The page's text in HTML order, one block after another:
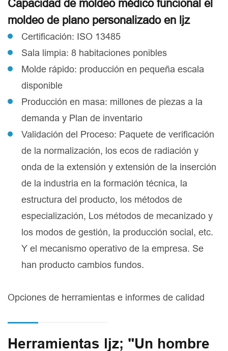
Capacidad de moldeo médico funcional el
moldeo de plano personalizado en ljz
Certificación: ISO 13485
Sala limpia: 8 habitaciones ponibles
Molde rápido: producción en pequeña escala
disponible
Producción en masa: millones de piezas a la
demanda y Plan de inventario
Validación del Proceso: Paquete de verificación
de la normalización, los ecos de radiación y
onda de la extensión y extensión de la inserción
de la industria en la formación técnica, la
estructura del producto, los métodos de
especialización, Los métodos de mecanizado y
los modos de gestión, la producción social, etc.
Y el mecanismo operativo de la empresa. Se
han producto cambios fundos.
Opciones de herramientas e informes de calidad
Herramientas ljz; "Un hombre